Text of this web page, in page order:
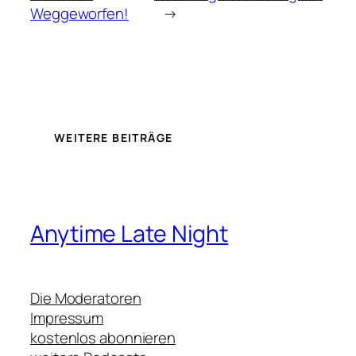
Weggeworfen!
→
WEITERE BEITRÄGE
Anytime Late Night
Die Moderatoren
Impressum
kostenlos abonnieren